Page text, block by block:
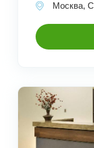
Москва,